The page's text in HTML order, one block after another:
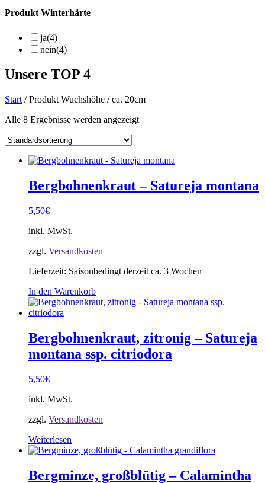
Produkt Winterhärte
ja(4)
nein(4)
Unsere TOP 4
Start / Produkt Wuchshöhe / ca. 20cm
Alle 8 Ergebnisse werden angezeigt
Bergbohnenkraut – Satureja montana
5,50€
inkl. MwSt.
zzgl. Versandkosten
Lieferzeit: Saisonbedingt derzeit ca. 3 Wochen
In den Warenkorb
Bergbohnenkraut, zitronig – Satureja
montana ssp. citriodora
5,50€
inkl. MwSt.
zzgl. Versandkosten
Weiterlesen
Bergminze, großblütig – Calamintha